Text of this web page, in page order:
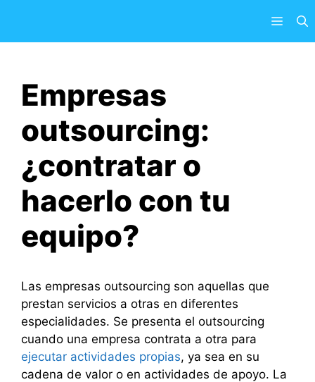
contenido
Menú
Empresas
outsourcing:
¿contratar o
hacerlo con tu
equipo?
Las empresas outsourcing son aquellas que
prestan servicios a otras en diferentes
especialidades. Se presenta el outsourcing
cuando una empresa contrata a otra para
ejecutar actividades propias, ya sea en su
cadena de valor o en actividades de apoyo. La